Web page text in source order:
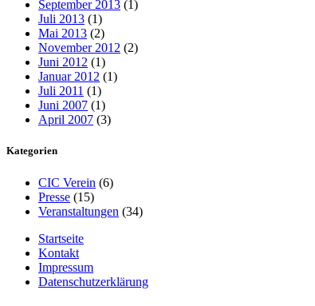
September 2013 (1)
Juli 2013 (1)
Mai 2013 (2)
November 2012 (2)
Juni 2012 (1)
Januar 2012 (1)
Juli 2011 (1)
Juni 2007 (1)
April 2007 (3)
Kategorien
CIC Verein (6)
Presse (15)
Veranstaltungen (34)
Startseite
Kontakt
Impressum
Datenschutzerklärung